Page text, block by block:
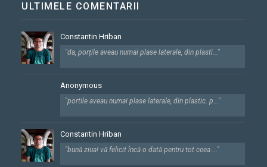
ULTIMELE COMENTARII
Constantin Hriban
"da, porțile aveau numai plase laterale, din plasti..."
Anonymous
"portile aveau numai plase laterale, din plastic. p..."
Constantin Hriban
"bună ziua! vă felicit încă o dată pentru tot ceea ..."